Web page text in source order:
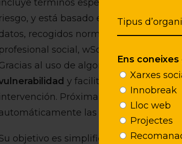
Ens coneixes
Xarxes
Innobreak
Lloc web
Projectes
riesgo, y está basado en el estándar
recogidos normalmente a
profesional social, wSocial detecta
al uso de algoritmos
y facilita a los
intervención. Próximamente, wSocial
las entrevistas
objetivo es simplificar los procesos